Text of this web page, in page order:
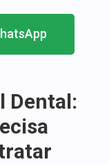
Dental: